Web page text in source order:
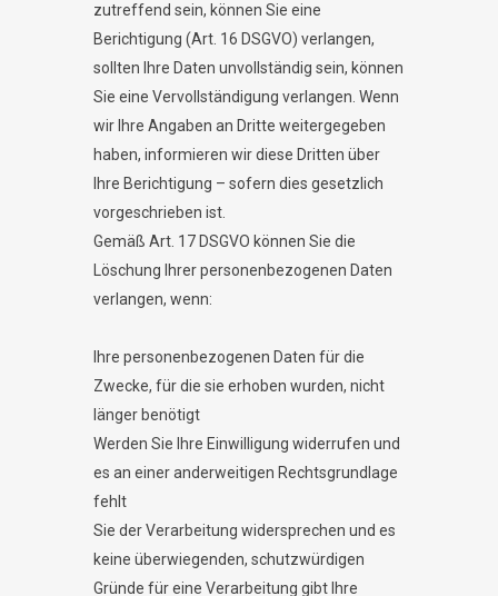
zutreffend sein, können Sie eine
Berichtigung (Art. 16 DSGVO) verlangen,
sollten Ihre Daten unvollständig sein, können
Sie eine Vervollständigung verlangen. Wenn
wir Ihre Angaben an Dritte weitergegeben
haben, informieren wir diese Dritten über
Ihre Berichtigung – sofern dies gesetzlich
vorgeschrieben ist.
Gemäß Art. 17 DSGVO können Sie die
Löschung Ihrer personenbezogenen Daten
verlangen, wenn:
Ihre personenbezogenen Daten für die
Zwecke, für die sie erhoben wurden, nicht
länger benötigt
Werden Sie Ihre Einwilligung widerrufen und
es an einer anderweitigen Rechtsgrundlage
fehlt
Sie der Verarbeitung widersprechen und es
keine überwiegenden, schutzwürdigen
Gründe für eine Verarbeitung gibt Ihre